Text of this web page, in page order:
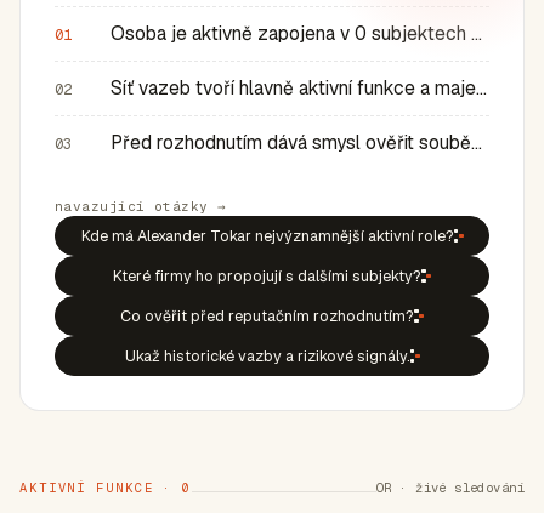
01 Osoba je aktivně zapojena v 0 subjektech a má 0 historic…
02 Síť vazeb tvoří hlavně aktivní funkce a majetkové role v…
03 Před rozhodnutím dává smysl ověřit souběh rolí, historic…
navazující otázky →
Kde má Alexander Tokar nejvýznamnější aktivní role?
Které firmy ho propojují s dalšími subjekty?
Co ověřit před reputačním rozhodnutím?
Ukaž historické vazby a rizikové signály.
AKTIVNÍ FUNKCE · 0 OR · živé sledování